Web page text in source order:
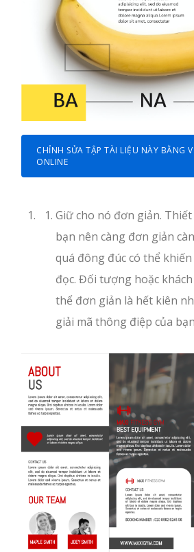
CHỈNH SỬA TẬP TÀI LIỆU NÀY BẰNG
ONLINE
Giữ cho nó đơn giản.
bạn nên càng đơn giản
quá đông đúc có thể
đọc. Đối tượng hoặc
thể đơn giản là hết kiên
giải mã thông điệp của